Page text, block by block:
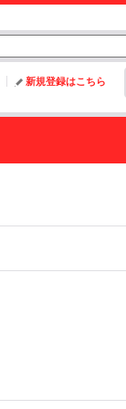
新規登録はこちら